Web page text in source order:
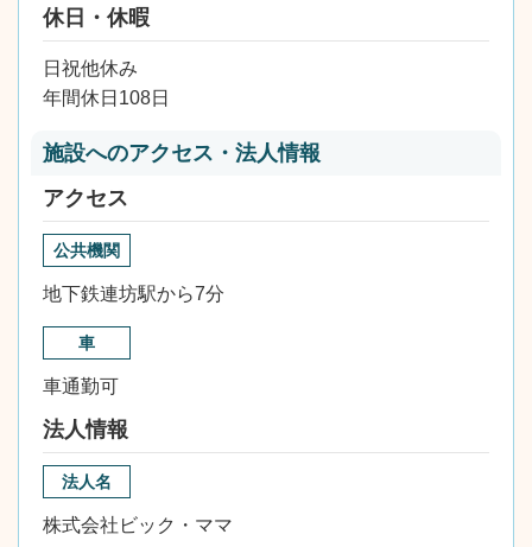
休日・休暇
日祝他休み
年間休日108日
施設へのアクセス・法人情報
アクセス
公共機関
地下鉄連坊駅から7分
車
車通勤可
法人情報
法人名
株式会社ビック・ママ